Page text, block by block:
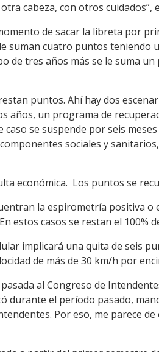
cabeza, con otros cuidados”,
de sacar la libreta por
suman cuatro puntos
de tres años más se le suma
puntos. Ahí hay dos
años, un programa de
se suspende por seis
sociales y
económica. Los puntos se
la espirometría positiva
estos casos se restan el 100%
implicará una quita de seis
de más de 30 km/h por
al Congreso de
durante el período pasado,
Por eso, me parece